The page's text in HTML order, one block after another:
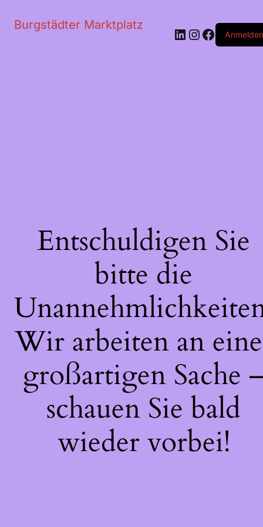
Burgstädter Marktplatz
LinkedIn
Instagram
Anmelden
Entschuldigen Sie
bitte die
Wir arbeiten an
großartigen Sache
schauen Sie bald
wieder vorbei!